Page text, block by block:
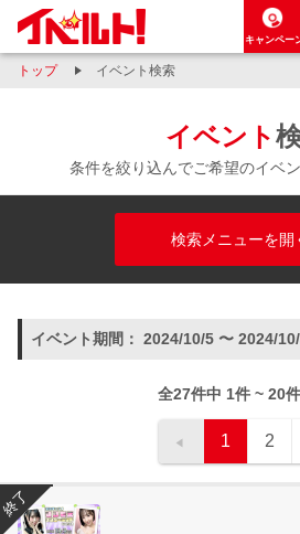
キャンペー
トップ イベント検索
イベント
条件を絞り込んでご希望のイベ
検索メニューを開
イベント期間： 2024/10/5 〜 2024/
全27件中 1件 ~ 20
1 2
終了